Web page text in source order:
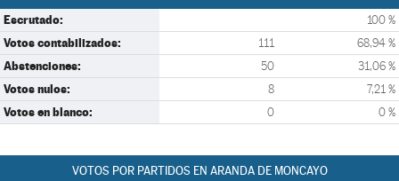
Escrutado: 100 %
Votos contabilizados: 111 68,94 %
Abstenciones: 50 31,06 %
Votos nulos: 8 7,21 %
Votos en blanco: 0 0 %
VOTOS POR PARTIDOS EN ARANDA DE MONCAYO